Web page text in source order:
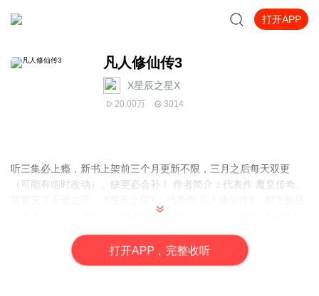
打开APP
凡人修仙传3
X星辰之星X
20.00万 3014
听三集必上瘾，新书上架前三个月更新不限，三月之后每天双更
（可能有临时改动）。缺更必会补！ 作者简介：代表作 魔皇传奇、
捉鬼系统… 小说简介：主角叶林天生就一个人，但是有一天突然她
达到练气大圆满，但是他最后成为了一个至高无上的强者，达到凡
人之巅，来到仙界续… 月黑风高，正是作死之夜。来尝尝吧，你会
打开APP，完整收听